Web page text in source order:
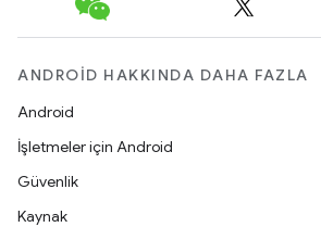
ANDROID HAKKINDA DAHA FAZLA
Android
İşletmeler için Android
Güvenlik
Kaynak